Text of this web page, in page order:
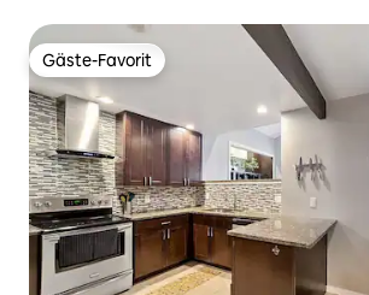
Gäste-Favorit
Gäste-Favorit